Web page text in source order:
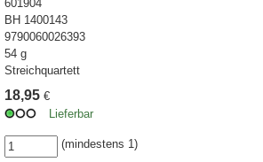
601904
BH 1400143
9790060026393
54 g
Streichquartett
18,95 €
Lieferbar
(mindestens 1)